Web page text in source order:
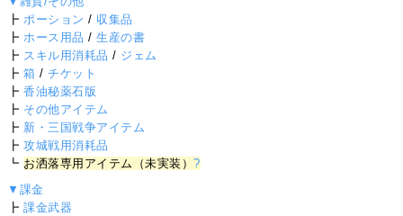
┣ポーション / 収集品
┣ホース用品 /生産の書
┣ スキル用消耗品 / ジェム
┣箱 /チケット
┣香油秘薬石版
┣ その他アイテム
┣ 新・三国戦争アイテム
┣攻城戦用消耗品
┗ お洒落専用アイテム（未実装）?
▼課金
┣課金武器